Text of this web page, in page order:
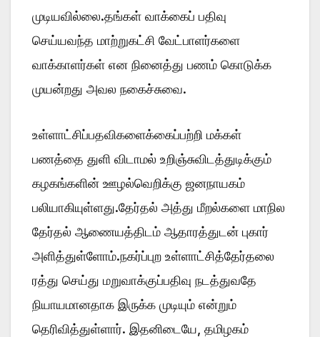
முடியவில்லை.தங்கள் வாக்கைப் பதிவு
செய்யவந்த மாற்றுகட்சி வேட்பாளர்களை
வாக்காளர்கள் என நினைத்து பணம் கொடுக்க
முயன்றது அவல நகைச்சுவை.
உள்ளாட்சிப்பதவிகளைக்கைப்பற்றி மக்கள்
பணத்தை துளி விடாமல் உறிஞ்சுவிடத்துடிக்கும்
கழகங்களின் ஊழல்வெறிக்கு ஜனநாயகம்
பலியாகியுள்ளது.தேர்தல் அத்து மீறல்களை மாநில
தேர்தல் ஆணையத்திடம் ஆதாரத்துடன் புகார்
அளித்துள்ளோம்.நகர்ப்புற உள்ளாட்சித்தேர்தலை
ரத்து செய்து மறுவாக்குப்பதிவு நடத்துவதே
நியாயமானதாக இருக்க முடியும் என்றும்
தெரிவித்துள்ளார். இதனிடையே, தமிழகம்